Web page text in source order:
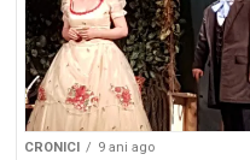
CRONICI 9 ani ago